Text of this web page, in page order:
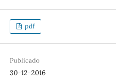
pdf
Publicado
30-12-2016